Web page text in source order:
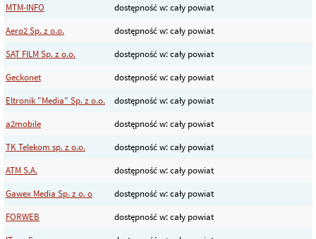
MTM-INFO
dostępność w: cały powiat
Aero2 Sp. z o.o.
dostępność w: cały powiat
SAT FILM Sp. z o.o.
dostępność w: cały powiat
Geckonet
dostępność w: cały powiat
Eltronik "Media" Sp. z o.o.
dostępność w: cały powiat
a2mobile
dostępność w: cały powiat
TK Telekom sp. z o.o.
dostępność w: cały powiat
ATM S.A.
dostępność w: cały powiat
Gawex Media Sp. z o. o
dostępność w: cały powiat
FORWEB
dostępność w: cały powiat